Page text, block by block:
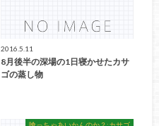
2016.5.11
8月後半の深場の1日寝かせたカサ
ゴの蒸し物